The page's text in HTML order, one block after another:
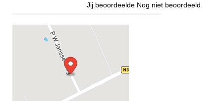
Jij beoordeelde Nog niet beoordeeld